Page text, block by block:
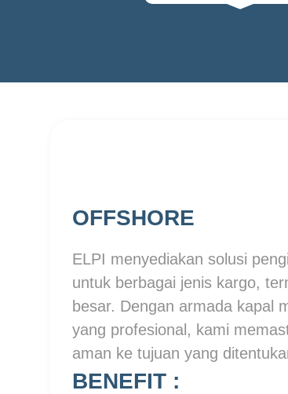
OFFSHORE
ELPI menyediakan solusi
untuk berbagai jenis kargo,
besar. Dengan armada kapal
yang profesional, kami
aman ke tujuan yang
BENEFIT :